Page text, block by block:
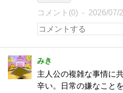
コメント(0) 2026/07/
みき
主人公の複雑な事情に
辛い。日常の嫌なこと